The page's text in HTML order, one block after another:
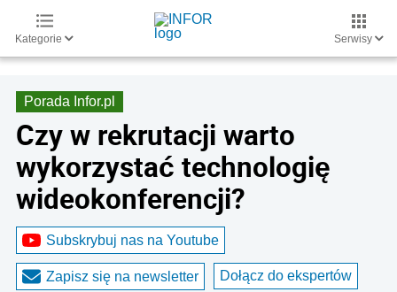
Kategorie Serwisy
Porada Infor.pl
Czy w rekrutacji warto
wykorzystać technologię
wideokonferencji?
Subskrybuj nas na Youtube
Zapisz się na newsletter Dołącz do ekspertów